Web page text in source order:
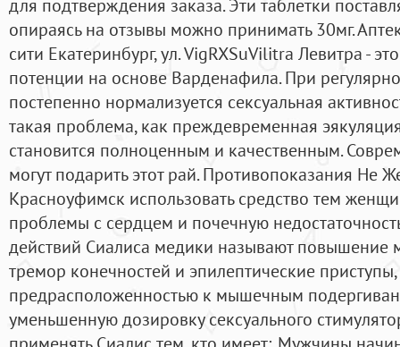
опираясь на отзывы можно принимать 30мг.
сити Екатеринбург, ул. VigRXSuVilitra Левитра -
потенции на основе Варденафила. При
постепенно нормализуется сексуальная
такая проблема, как преждевременная
становится полноценным и качественным.
могут подарить этот рай. Противопоказания Не
Красноуфимск использовать средство тем
проблемы с сердцем и почечную
действий Сиалиса медики называют повышение
тремор конечностей и эпилептические
предрасположенностью к мышечным
уменьшенную дозировку сексуального